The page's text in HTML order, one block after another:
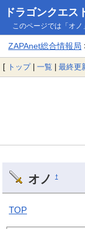
ドラゴンクエ
このページでは「オノ
ZAPAnet総合情報局
[ トップ| 一覧 | 最終更
オノ †
TOP